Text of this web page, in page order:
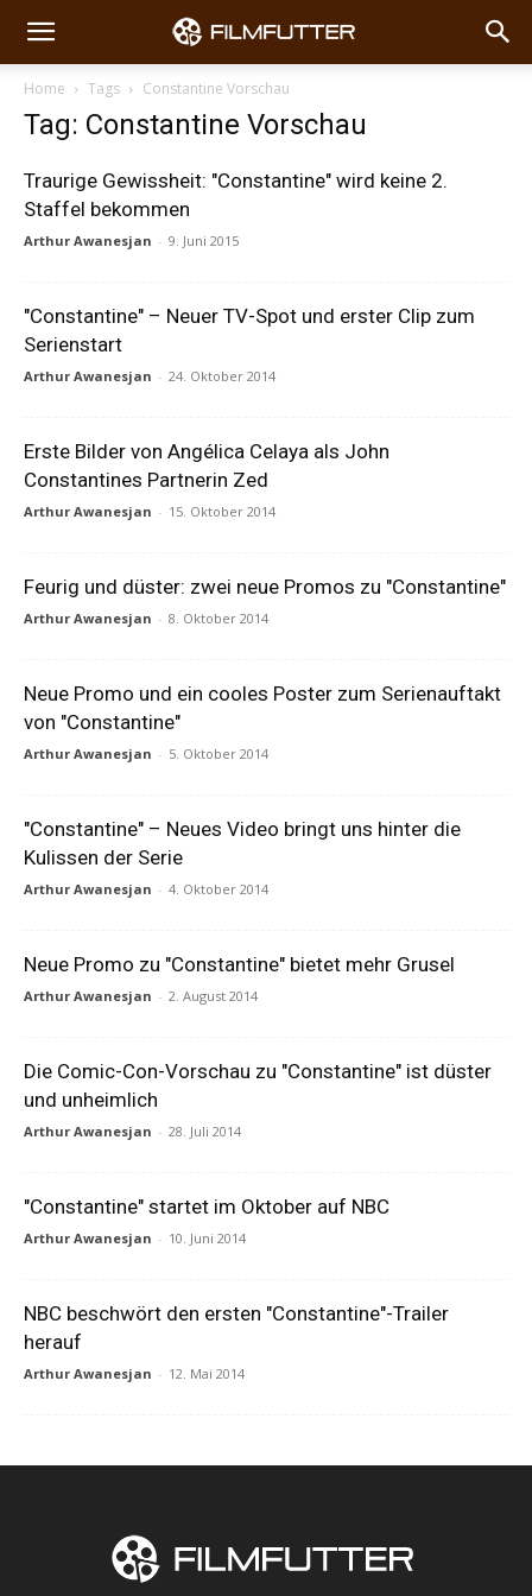
Home Tags Constantine Vorschau
Tag: Constantine Vorschau
Traurige Gewissheit: "Constantine" wird keine 2.
Staffel bekommen
Arthur Awanesjan - 9. Juni 2015
"Constantine" – Neuer TV-Spot und erster Clip zum
Serienstart
Arthur Awanesjan - 24. Oktober 2014
Erste Bilder von Angélica Celaya als John
Constantines Partnerin Zed
Arthur Awanesjan - 15. Oktober 2014
Feurig und düster: zwei neue Promos zu "Constantine"
Arthur Awanesjan - 8. Oktober 2014
Neue Promo und ein cooles Poster zum Serienauftakt
von "Constantine"
Arthur Awanesjan - 5. Oktober 2014
"Constantine" – Neues Video bringt uns hinter die
Kulissen der Serie
Arthur Awanesjan - 4. Oktober 2014
Neue Promo zu "Constantine" bietet mehr Grusel
Arthur Awanesjan - 2. August 2014
Die Comic-Con-Vorschau zu "Constantine" ist düster
und unheimlich
Arthur Awanesjan - 28. Juli 2014
"Constantine" startet im Oktober auf NBC
Arthur Awanesjan - 10. Juni 2014
NBC beschwört den ersten "Constantine"-Trailer
herauf
Arthur Awanesjan - 12. Mai 2014